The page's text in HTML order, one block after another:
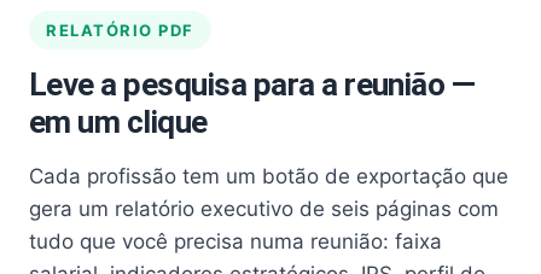
RELATÓRIO PDF
Leve a pesquisa para a reunião —
em um clique
Cada profissão tem um botão de exportação que
gera um relatório executivo de seis páginas com
tudo que você precisa numa reunião: faixa